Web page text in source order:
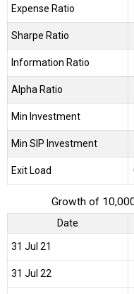
Expense Ratio
Sharpe Ratio
Information Ratio
Alpha Ratio
Min Investment
Min SIP Investment
Exit Load
Growth of
Date
31 Jul 21
31 Jul 22